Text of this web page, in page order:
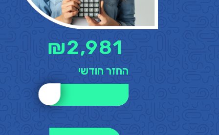
2,981
₪
החזר חודשי